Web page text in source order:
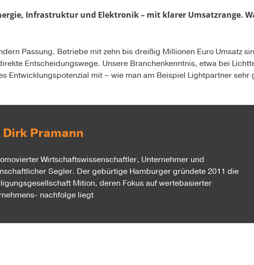
Infrastruktur und Elektronik – mit klarer Umsatzrange.
Passung. Betriebe mit zehn bis dreißig Millionen Euro Umsatz
Entscheidungswege. Unsere Branchenkenntnis, etwa bei
Entwicklungspotenzial mit – wie man am Beispiel Lightpartner sehr
Dirk Pramann
Wirtschaftswissenschaftler, Unternehmer und
Segler. Der gebürtige Hamburger gründete 2011 die
Mition, deren Fokus auf wertebasierter
nach­folge liegt